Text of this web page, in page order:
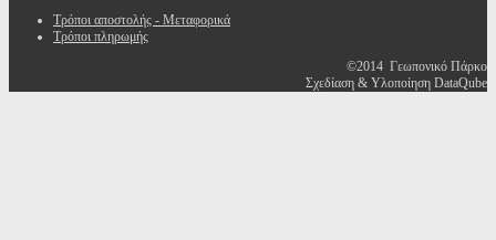
Τρόποι αποστολής - Μεταφορικά
Τρόποι πληρωμής
©2014 Γεωπονικό Πάρκο
Σχεδίαση & Υλοποίηση DataQube